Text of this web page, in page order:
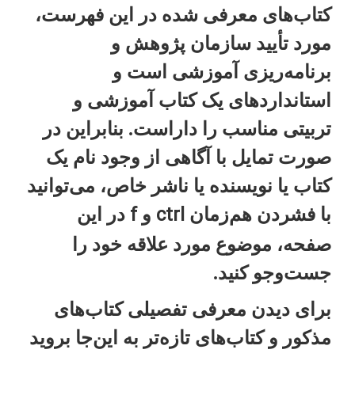
کتاب‌های معرفی شده در این فهرست،
مورد تأیید سازمان پژوهش و
برنامه‌ریزی آموزشی است و
استانداردهای یک کتاب آموزشی و
تربیتی مناسب را داراست. بنابراین در
صورت تمایل با آگاهی از وجود نام یک
کتاب یا نویسنده یا ناشر خاص، می‌توانید
با فشردن هم‌زمانctrlوf در این
صفحه، موضوع مورد علاقه خود را
جست‌و‌جو کنید.
برای دیدن معرفی تفصیلی کتاب‌های
مذکور و کتاب‌های تازه‌تر به این‌جا بروید